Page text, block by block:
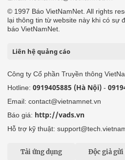
© 1997 Báo VietNamNet. All rights
lại thông tin từ website này khi có sự
báo VietNamNet.
Liên hệ quảng cáo
Công ty Cổ phần Truyền thông
Hotline: 0919405885 (Hà Nội) -
Email: contact@vietnamnet.vn
Báo giá: http://vads.vn
Hỗ trợ kỹ thuật:
Tải ứng dụng Độc giả gửi